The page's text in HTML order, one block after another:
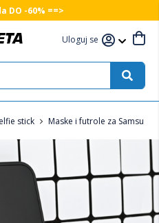
DO -60% ==>
Uloguj se
stick Maske i futrole za Samsung